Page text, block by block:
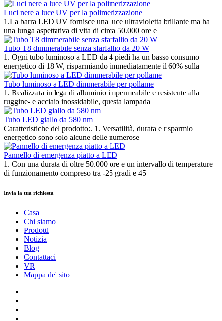
Luci nere a luce UV per la polimerizzazione
1.La barra LED UV fornisce una luce ultravioletta brillante ma ha
una lunga aspettativa di vita di circa 50.000 ore e
Tubo T8 dimmerabile senza sfarfallio da 20 W
1. Ogni tubo luminoso a LED da 4 piedi ha un basso consumo
energetico di 18 W, risparmiando immediatamente il 60% sulla
Tubo luminoso a LED dimmerabile per pollame
1. Realizzata in lega di alluminio impermeabile e resistente alla
ruggine- e acciaio inossidabile, questa lampada
Tubo LED giallo da 580 nm
Caratteristiche del prodotto:. 1. Versatilità, durata e risparmio
energetico sono solo alcune delle numerose
Pannello di emergenza piatto a LED
1. Con una durata di oltre 50.000 ore e un intervallo di temperature
di funzionamento compreso tra -25 gradi e 45
Invia la tua richiesta
Casa
Chi siamo
Prodotti
Notizia
Blog
Contattaci
VR
Mappa del sito